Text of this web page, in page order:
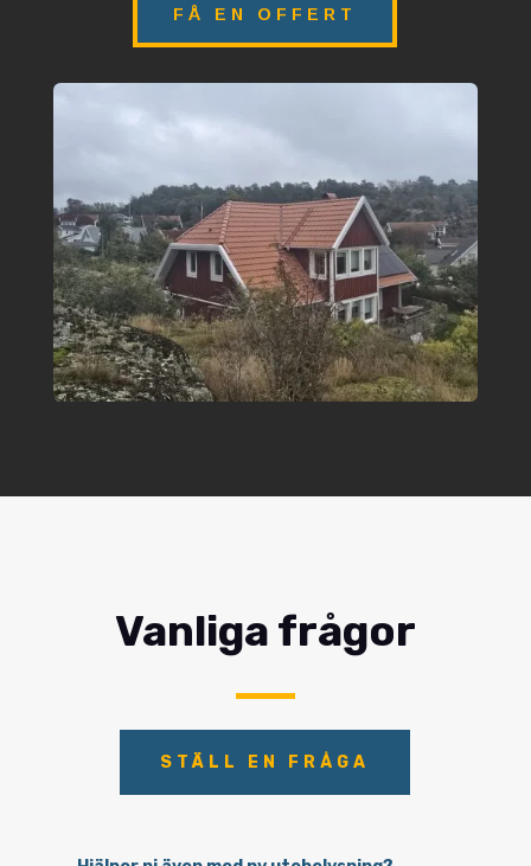
FÅ EN OFFERT
Vanliga frågor
STÄLL EN FRÅGA